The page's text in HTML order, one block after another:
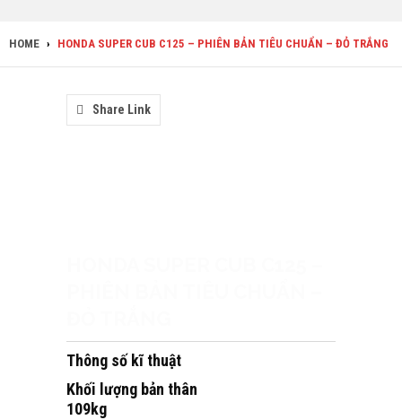
HOME › HONDA SUPER CUB C125 – PHIÊN BẢN TIÊU CHUẨN – ĐỎ TRẮNG
Share Link
Thông số kĩ thuật
Khối lượng bản thân
109kg